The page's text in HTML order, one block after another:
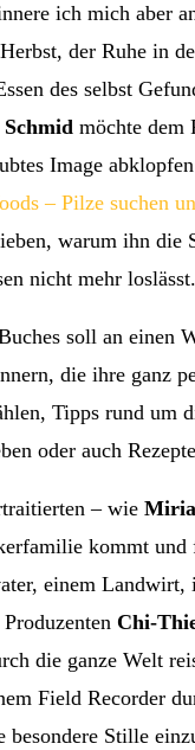
ich mich aber
der Ruhe in
des selbst
möchte dem
Image
– Pilze suchen
warum ihn die
nicht mehr loslässt.
soll an einen
die ihre ganz
Tipps rund um
oder auch
– wie
kommt und
einem Landwirt,
Chi-
die ganze Welt
Field Recorder
Stille